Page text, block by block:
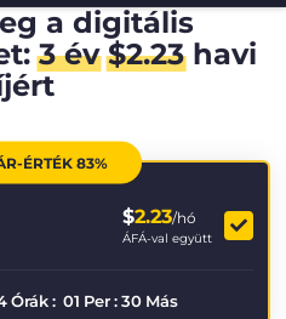
a digitális
3 év $2.23havi
ÉRTÉK 83%
$2.23/hó
ÁFÁ-val együtt
Órák: 01 Per: 29 Más